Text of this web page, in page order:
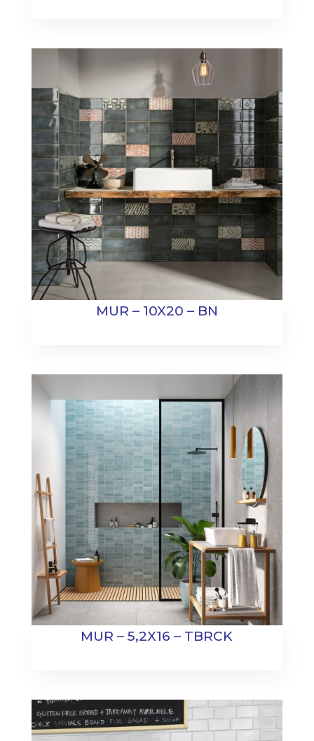
MUR – 10X20 – BN
MUR – 5,2X16 – TBRCK